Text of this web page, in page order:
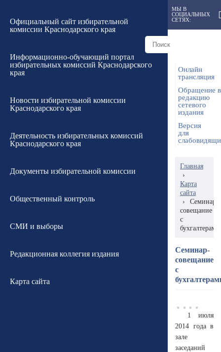
Официальный сайт избирательной
комиссии Краснодарского края
Информационно-обучающий портал
избирательных комиссий Краснодарского
края
Новости избирательной комиссии
Краснодарского края
Деятельность избирательных комиссий
Краснодарского края
Документы избирательной комиссии
Общественный контроль
СМИ и выборы
Редакционная коллегия издания
Карта сайта
МЫ В
СОЦИАЛЬНЫХ
СЕТЯХ:
Онлайн
трансляция
Обращение в
редакцию
сетевого
издания
Версия
для
Главная
›
Карта
сайта
›
Семинар-
совещание
с
бухгалтерами
Семинар-
совещание
с
1 июля
2014 года в
зале
заседаний